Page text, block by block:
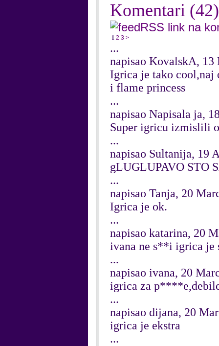
Komentari (42)
RSS link na
1 2 3 >
...
napisao KovalskA, 13
Igrica je tako cool,naj
i flame princess
...
napisao Napisala ja,
Super igricu izmislili
...
napisao Sultanija, 19
gLUGLUPAVO STO
...
napisao Tanja, 20
Igrica je ok.
...
napisao katarina, 20
ivana ne s**i igrica je
...
napisao ivana, 20
igrica za
...
napisao dijana, 20
igrica je ekstra
...